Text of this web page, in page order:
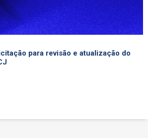
para revisão e atualização do